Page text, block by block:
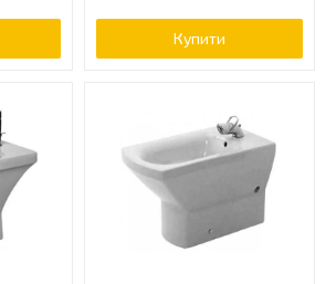
Купити